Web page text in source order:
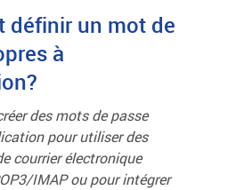
définir un mot de
à
des mots de passe
pour utiliser des
courrier électronique
IMAP ou pour intégrer